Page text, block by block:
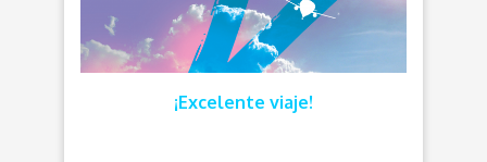
¡Excelente viaje!